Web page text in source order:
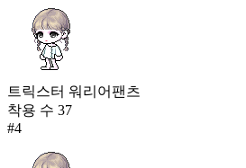
트릭스터 워리어팬츠
착용 수 37
#4